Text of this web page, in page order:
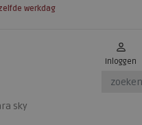
werkdag
Inloggen
sky